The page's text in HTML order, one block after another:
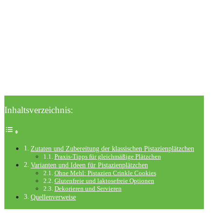
Inhaltsverzeichnis:
Zutaten und Zubereitung der klassischen Pistazienplätzchen
Praxis-Tipps für gleichmäßige Plätzchen
Varianten und Ideen für Pistazienplätzchen
Ohne Mehl: Pistazien Crinkle Cookies
Glutenfreie und laktosefreie Optionen
Dekorieren und Servieren
Quellenverweise